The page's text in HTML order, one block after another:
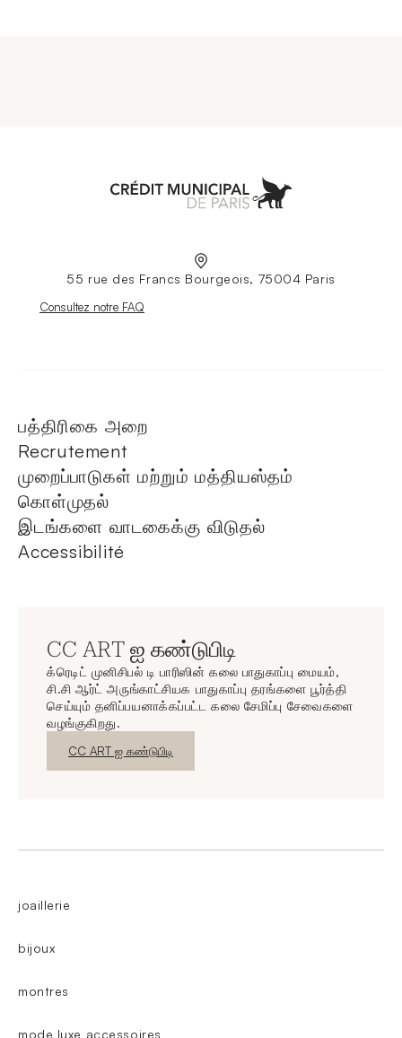
55 rue des Francs Bourgeois, 75004 Paris
Nouvelle fenêtre
Consultez notre FAQ
பத்திரிகை அறை
Recrutement
முறைப்பாடுகள் மற்றும் மத்தியஸ்தம்
கொள்முதல்
இடங்களை வாடகைக்கு விடுதல்
Accessibilité
CC ART ஐ கண்டுபிடி
க்ரெடிட் முனிசிபல் டி பாரிஸின் கலை பாதுகாப்பு மையம்,
சி.சி ஆர்ட் அருங்காட்சியக பாதுகாப்பு தரங்களை பூர்த்தி
செய்யும் தனிப்பயனாக்கப்பட்ட கலை சேமிப்பு சேவைகளை
வழங்குகிறது.
புதிய சாளரம்
CC ART ஐ கண்டுபிடி
joaillerie
bijoux
montres
mode luxe accessoires